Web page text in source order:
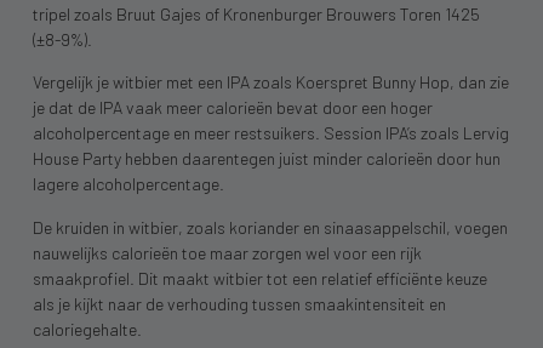
tripel zoals Bruut Gajes of Kronenburger Brouwers Toren 1425
(±8-9%).
Vergelijk je witbier met een IPA zoals Koerspret Bunny Hop, dan zie
je dat de IPA vaak meer calorieën bevat door een hoger
alcoholpercentage en meer restsuikers. Session IPA’s zoals Lervig
House Party hebben daarentegen juist minder calorieën door hun
lagere alcoholpercentage.
De kruiden in witbier, zoals koriander en sinaasappelschil, voegen
nauwelijks calorieën toe maar zorgen wel voor een rijk
smaakprofiel. Dit maakt witbier tot een relatief efficiënte keuze
als je kijkt naar de verhouding tussen smaakintensiteit en
caloriegehalte.